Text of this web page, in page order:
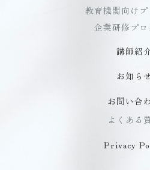
教育機関向けプ
企業研修プロ
講師紹
お知ら
お問い合
よくある
Privacy